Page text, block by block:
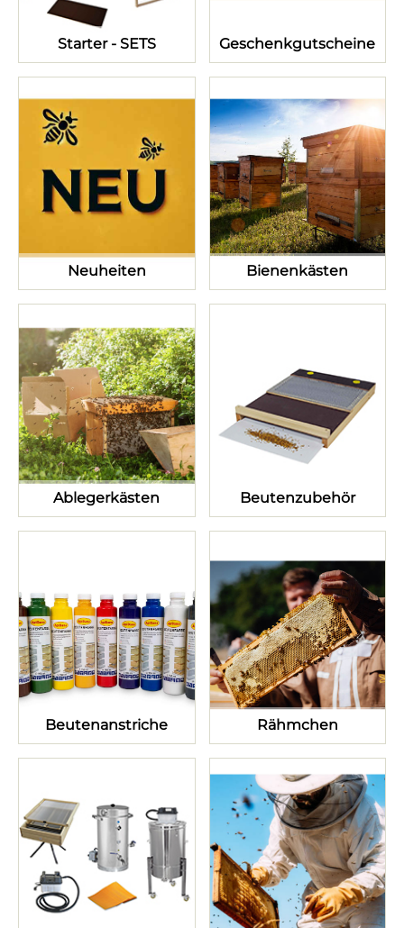
Starter - SETS Geschenkgutscheine
Neuheiten Bienenkästen
Ablegerkästen Beutenzubehör
Beutenanstriche Rähmchen